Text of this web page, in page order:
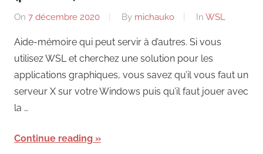
On 7 décembre 2020 By michauko In WSL
Aide-mémoire qui peut servir à d’autres. Si vous
utilisez WSL et cherchez une solution pour les
applications graphiques, vous savez qu’il vous faut un
serveur X sur votre Windows puis qu’il faut jouer avec
la …
Continue reading